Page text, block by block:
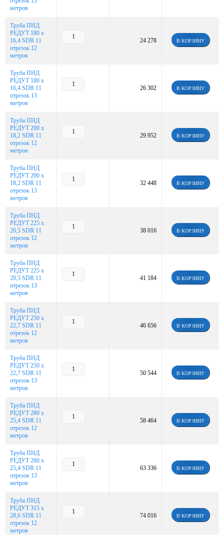
метров
Труба ПНД
РЕДУТ 180 х
16,4 SDR 11
отрезок 12
метров
24 278 В КОРЗИНУ
Труба ПНД
РЕДУТ 180 х
16,4 SDR 11
отрезок 13
метров
26 302 В КОРЗИНУ
Труба ПНД
РЕДУТ 200 х
18,2 SDR 11
отрезок 12
метров
29 952 В КОРЗИНУ
Труба ПНД
РЕДУТ 200 х
18,2 SDR 11
отрезок 13
метров
32 448 В КОРЗИНУ
Труба ПНД
РЕДУТ 225 х
20,5 SDR 11
отрезок 12
метров
38 016 В КОРЗИНУ
Труба ПНД
РЕДУТ 225 х
20,5 SDR 11
отрезок 13
метров
41 184 В КОРЗИНУ
Труба ПНД
РЕДУТ 250 х
22,7 SDR 11
отрезок 12
метров
46 656 В КОРЗИНУ
Труба ПНД
РЕДУТ 250 х
22,7 SDR 11
отрезок 13
метров
50 544 В КОРЗИНУ
Труба ПНД
РЕДУТ 280 х
25,4 SDR 11
отрезок 12
метров
58 464 В КОРЗИНУ
Труба ПНД
РЕДУТ 280 х
25,4 SDR 11
отрезок 13
метров
63 336 В КОРЗИНУ
Труба ПНД
РЕДУТ 315 х
28,6 SDR 11
отрезок 12
метров
74 016 В КОРЗИНУ